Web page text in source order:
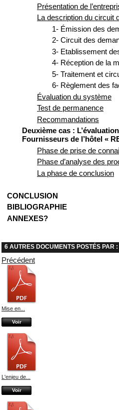
Présentation de
La description du circuit
1- Émission des
2- Circuit des
3- Etablissement
4- Réception de la
5- Traitement et
6- Règlement des
Évaluation du système
Test de permanence
Recommandations
Deuxième cas :
Fournisseurs de l’hôtel «
Phase de prise de
Phase d’analyse des
La phase de conclusion
CONCLUSION
BIBLIOGRAPHIE
ANNEXES?
6 AUTRES DOCUMENTS POSTÉS PAR
Précédent
Mise en...
Voir
L'enjeu de...
Voir